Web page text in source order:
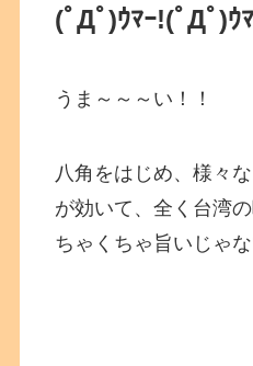
(ﾟДﾟ)ｳﾏｰ!(ﾟДﾟ)ｳ
うま～～～い！！
八角をはじめ、様々
が効いて、全く台湾
ちゃくちゃ旨いじゃな